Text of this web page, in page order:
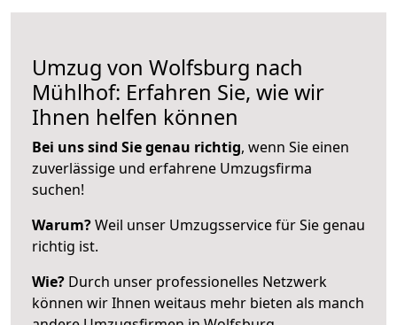
Umzug von Wolfsburg nach
Mühlhof: Erfahren Sie, wie wir
Ihnen helfen können
Bei uns sind Sie genau richtig, wenn Sie einen
zuverlässige und erfahrene Umzugsfirma
suchen!
Warum?Weil unser Umzugsservice für Sie genau
richtig ist.
Wie? Durch unser professionelles Netzwerk
können wir Ihnen weitaus mehr bieten als manch